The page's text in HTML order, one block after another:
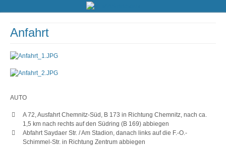
Anfahrt
AUTO
A 72, Ausfahrt Chemnitz-Süd, B 173 in Richtung Chemnitz, nach ca.
1,5 km nach rechts auf den Südring (B 169) abbiegen
Abfahrt Saydaer Str. / Am Stadion, danach links auf die F.-O.-
Schimmel-Str. in Richtung Zentrum abbiegen